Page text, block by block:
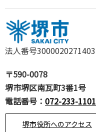
法人番号3000020271403
〒590-0078
堺市堺区南瓦町3番1号
電話番号： 072-233-1101
堺市役所へのアクセス